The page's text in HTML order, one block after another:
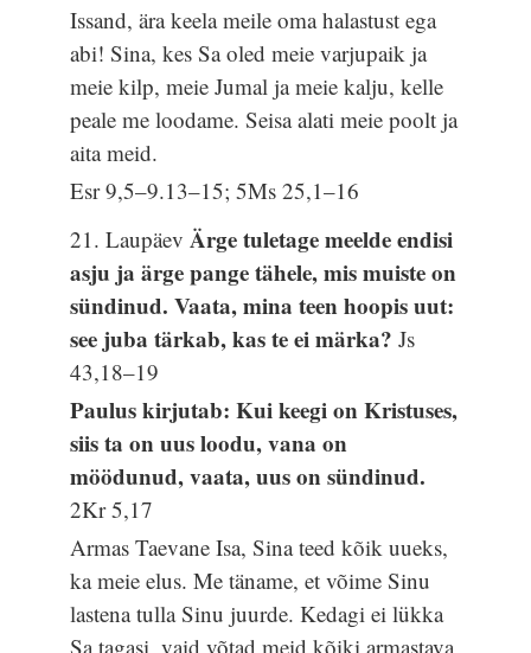
Issand, ära keela meile oma halastust ega
abi! Sina, kes Sa oled meie varjupaik ja
meie kilp, meie Jumal ja meie kalju, kelle
peale me loodame. Seisa alati meie poolt ja
aita meid.
Esr 9,5–9.13–15; 5Ms 25,1–16
21. Laupäev Ärge tuletage meelde endisi
asju ja ärge pange tähele, mis muiste on
sündinud. Vaata, mina teen hoopis uut:
see juba tärkab, kas te ei märka?Js
43,18–19
Paulus kirjutab: Kui keegi on Kristuses,
siis ta on uus loodu, vana on
möödunud, vaata, uus on sündinud.
2Kr 5,17
Armas Taevane Isa, Sina teed kõik uueks,
ka meie elus. Me täname, et võime Sinu
lastena tulla Sinu juurde. Kedagi ei lükka
Sa tagasi, vaid võtad meid kõiki armastava